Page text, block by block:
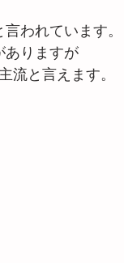
われています。
ありますが
流と言えます。